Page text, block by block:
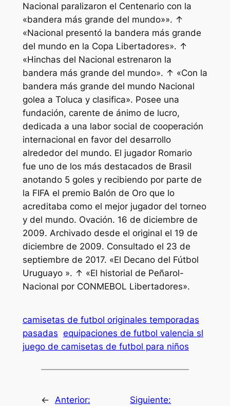
Nacional paralizaron el Centenario con la
«bandera más grande del mundo»». ↑
«Nacional presentó la bandera más grande
del mundo en la Copa Libertadores». ↑
«Hinchas del Nacional estrenaron la
bandera más grande del mundo». ↑ «Con la
bandera más grande del mundo Nacional
golea a Toluca y clasifica». Posee una
fundación, carente de ánimo de lucro,
dedicada a una labor social de cooperación
internacional en favor del desarrollo
alrededor del mundo. El jugador Romario
fue uno de los más destacados de Brasil
anotando 5 goles y recibiendo por parte de
la FIFA el premio Balón de Oro que lo
acreditaba como el mejor jugador del torneo
y del mundo. Ovación. 16 de diciembre de
2009. Archivado desde el original el 19 de
diciembre de 2009. Consultado el 23 de
septiembre de 2017. «El Decano del Fútbol
Uruguayo ». ↑ «El historial de Peñarol-
Nacional por CONMEBOL Libertadores».
camisetas de futbol originales temporadas
pasadas equipaciones de futbol valencia sl
juego de camisetas de futbol para niños
← Anterior:
Siguiente: